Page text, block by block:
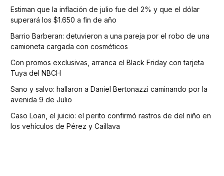
Estiman que la inflación de julio fue del 2% y que el dólar
superará los $1.650 a fin de año
Barrio Barberan: detuvieron a una pareja por el robo de una
camioneta cargada con cosméticos
Con promos exclusivas, arranca el Black Friday con tarjeta
Tuya del NBCH
Sano y salvo: hallaron a Daniel Bertonazzi caminando por la
avenida 9 de Julio
Caso Loan, el juicio: el perito confirmó rastros de del niño en
los vehículos de Pérez y Caillava